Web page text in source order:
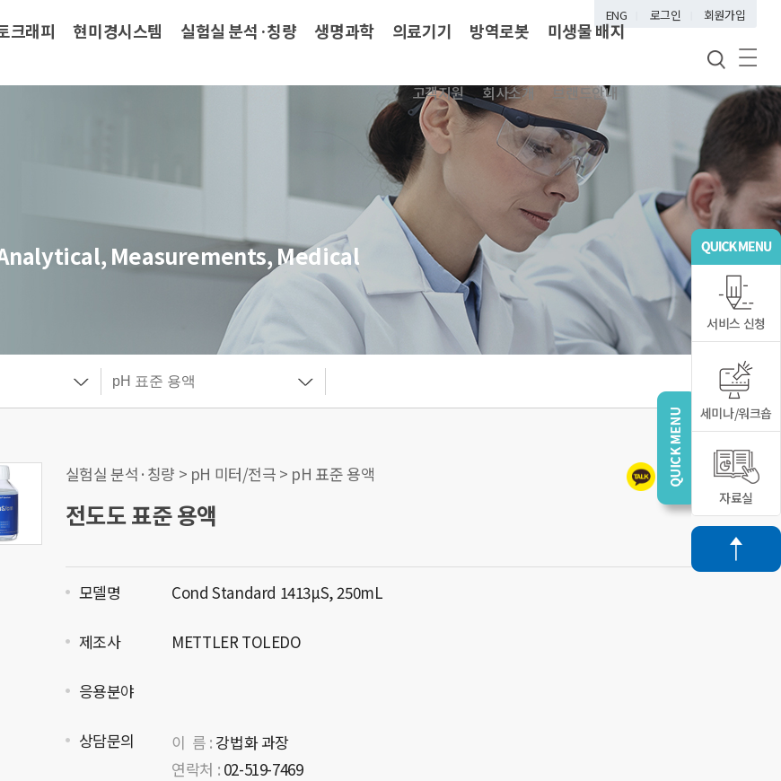
ENG 로그인 회원가입
크래피 현미경시스템 실험실 분석·칭량 생명과학 의료기기 방역로봇 미생물 배지
브랜드안내
회사소개
고객지원
서비스 신청
세미나/워크숍
자료실
Measurements, Medical
실험실 분석·칭량 > pH 미터/전극 > pH 표준 용액
전도도 표준 용액
모델명 Cond Standard 1413μS, 250mL
제조사 METTLER TOLEDO
응용분야
상담문의 이 름 : 강법화 과장
연락처 : 02-519-7469